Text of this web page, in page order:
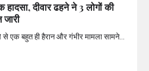
दीवार ढहने ने 3 लोगों की
एक बहुत ही हैरान और गंभीर मामला सामने…